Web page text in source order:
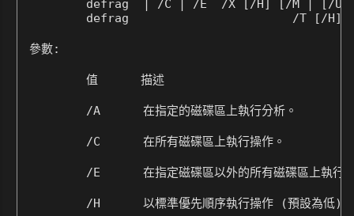
        defrag
| /C | /E
/X [/H] [/M | [/
        defrag
/T [/H]
參數:
        值      描述
        /A      在指定的磁碟區上執行分析。
        /C      在所有磁碟區上執行操作。
/E      在指定磁碟區以外的所有磁碟區上執行
        /H      以標準優先順序執行操作 (預設為低)。